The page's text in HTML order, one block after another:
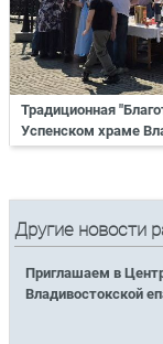
Традиционная
Успенском храме
Другие новости
Приглашаем в
Владивостокской